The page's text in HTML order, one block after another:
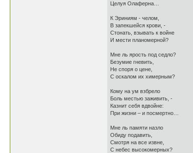
Целуя Олаферна…
К Эриниям - челом,
В запекшейся крови, -
Стонать, взывать к войне
И мести планомерной?
Мне ль ярость под седло?
Безумие гневить,
Не споря о цене,
С оскалом их химерным?
Кому на ум взбрело
Боль местью заживить, -
Казнит себя вдвойне:
При жизни – и посмертно…
Мне ль памяти назло
Обиду подавить,
Смотря на все извне,
С небес высокомерных?